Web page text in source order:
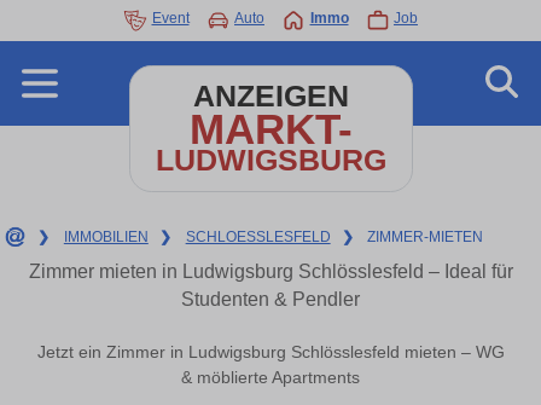
Event Auto Immo Job
ANZEIGEN
MARKT-
LUDWIGSBURG
❯ IMMOBILIEN ❯ SCHLOESSLESFELD ❯ ZIMMER-MIETEN
Zimmer mieten in Ludwigsburg Schlösslesfeld – Ideal für
Studenten & Pendler
Jetzt ein Zimmer in Ludwigsburg Schlösslesfeld mieten – WG
& möblierte Apartments